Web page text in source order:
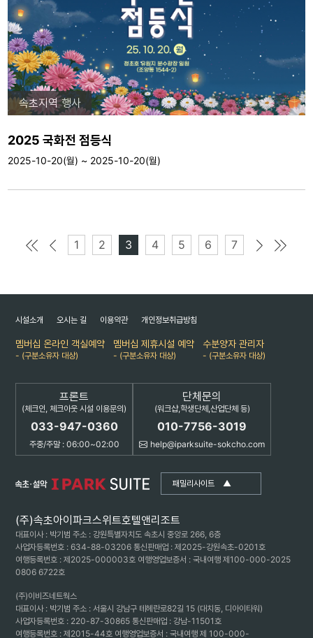
속초지역 행사
2025 국화전 점등식
2025-10-20(월) ~ 2025-10-20(월)
1 2 3 4 5 6 7
패밀리사이트 ▲
(주)속초아이파크스위트호텔앤리조트
대표이사 : 박기범 주소 : 강원특별자치도 속초시 중앙로 266, 6층
사업자등록번호 : 634-88-03206 통신판매업 : 제2025-강원속초-0201호
여행등록번호 : 제2025-000003호 여행영업보증서 : 국내여행 제100-000-2025
0806 6722호
(주)이비즈네트웍스
대표이사 : 박기범 주소 : 서울시 강남구 테헤란로82길 15 (대치동, 디아이타워)
사업자등록번호 : 220-87-30865 통신판매업 : 강남-11501호
여행등록번호 : 제2015-44호 여행영업보증서 : 국내여행 제 100-000-
시설소개 오시는 길 이용약관 개인정보취급방침
멤버십 온라인 객실예약
- (구분소유자 대상)
멤버십 제휴시설 예약
- (구분소유자 대상)
수분양자 관리자
- (구분소유자 대상)
프론트
(체크인, 체크아웃 시설 이용문의)
033-947-0360
주중/주말 : 06:00~02:00
단체문의
(워크샵,학생단체,산업단체 등)
010-7756-3019
help@iparksuite-sokcho.com